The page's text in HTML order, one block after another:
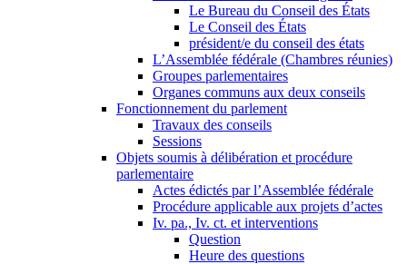
Le Bureau du Conseil des États
Le Conseil des États
président/e du conseil des états
L’Assemblée fédérale (Chambres réunies)
Groupes parlementaires
Organes communs aux deux conseils
Fonctionnement du parlement
Travaux des conseils
Sessions
Objets soumis à délibération et procédure
parlementaire
Actes édictés par l’Assemblée fédérale
Procédure applicable aux projets d’actes
Iv. pa., Iv. ct. et interventions
Question
Heure des questions